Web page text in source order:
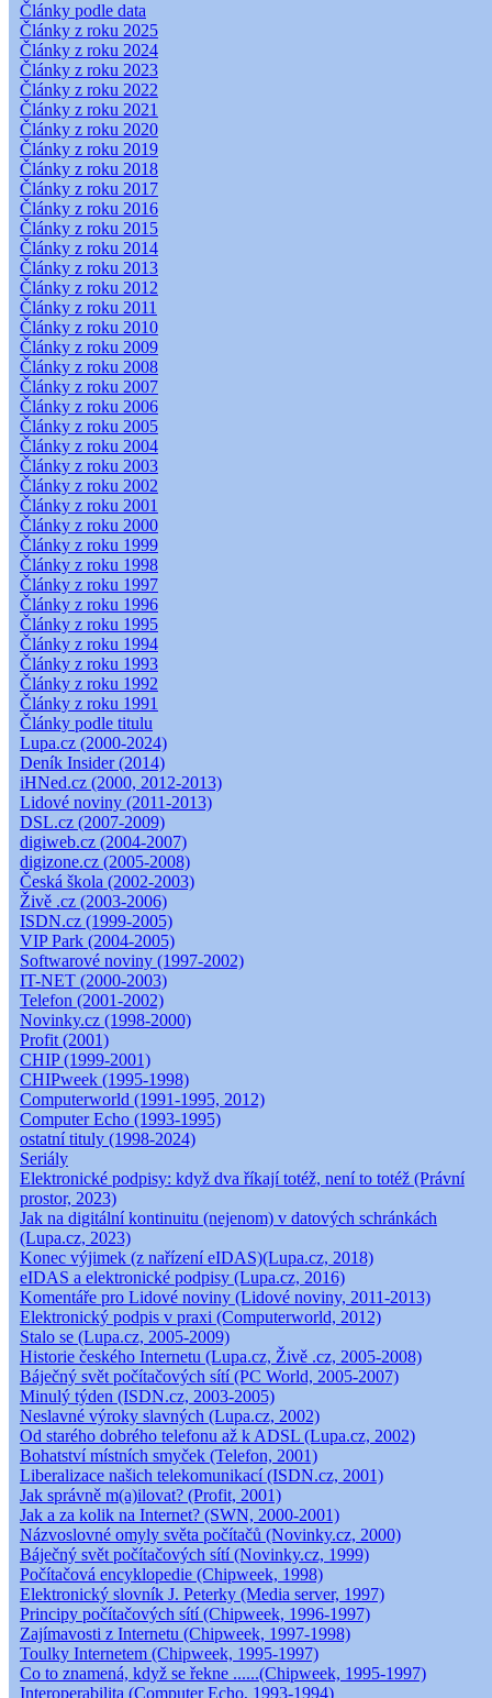
Články podle data
Články z roku 2025
Články z roku 2024
Články z roku 2023
Články z roku 2022
Články z roku 2021
Články z roku 2020
Články z roku 2019
Články z roku 2018
Články z roku 2017
Články z roku 2016
Články z roku 2015
Články z roku 2014
Články z roku 2013
Články z roku 2012
Články z roku 2011
Články z roku 2010
Články z roku 2009
Články z roku 2008
Články z roku 2007
Články z roku 2006
Články z roku 2005
Články z roku 2004
Články z roku 2003
Články z roku 2002
Články z roku 2001
Články z roku 2000
Články z roku 1999
Články z roku 1998
Články z roku 1997
Články z roku 1996
Články z roku 1995
Články z roku 1994
Články z roku 1993
Články z roku 1992
Články z roku 1991
Články podle titulu
Lupa.cz (2000-2024)
Deník Insider (2014)
iHNed.cz (2000, 2012-2013)
Lidové noviny (2011-2013)
DSL.cz (2007-2009)
digiweb.cz (2004-2007)
digizone.cz (2005-2008)
Česká škola (2002-2003)
Živě .cz (2003-2006)
ISDN.cz (1999-2005)
VIP Park (2004-2005)
Softwarové noviny (1997-2002)
IT-NET (2000-2003)
Telefon (2001-2002)
Novinky.cz (1998-2000)
Profit (2001)
CHIP (1999-2001)
CHIPweek (1995-1998)
Computerworld (1991-1995, 2012)
Computer Echo (1993-1995)
ostatní tituly (1998-2024)
Seriály
Elektronické podpisy: když dva říkají totéž, není to totéž (Právní
prostor, 2023)
Jak na digitální kontinuitu (nejenom) v datových schránkách
(Lupa.cz, 2023)
Konec výjimek (z nařízení eIDAS)(Lupa.cz, 2018)
eIDAS a elektronické podpisy (Lupa.cz, 2016)
Komentáře pro Lidové noviny (Lidové noviny, 2011-2013)
Elektronický podpis v praxi (Computerworld, 2012)
Stalo se (Lupa.cz, 2005-2009)
Historie českého Internetu (Lupa.cz, Živě .cz, 2005-2008)
Báječný svět počítačových sítí (PC World, 2005-2007)
Minulý týden (ISDN.cz, 2003-2005)
Neslavné výroky slavných (Lupa.cz, 2002)
Od starého dobrého telefonu až k ADSL (Lupa.cz, 2002)
Bohatství místních smyček (Telefon, 2001)
Liberalizace našich telekomunikací (ISDN.cz, 2001)
Jak správně m(a)ilovat? (Profit, 2001)
Jak a za kolik na Internet? (SWN, 2000-2001)
Názvoslovné omyly světa počítačů (Novinky.cz, 2000)
Báječný svět počítačových sítí (Novinky.cz, 1999)
Počítačová encyklopedie (Chipweek, 1998)
Elektronický slovník J. Peterky (Media server, 1997)
Principy počítačových sítí (Chipweek, 1996-1997)
Zajímavosti z Internetu (Chipweek, 1997-1998)
Toulky Internetem (Chipweek, 1995-1997)
Co to znamená, když se řekne ......(Chipweek, 1995-1997)
Interoperabilita (Computer Echo, 1993-1994)